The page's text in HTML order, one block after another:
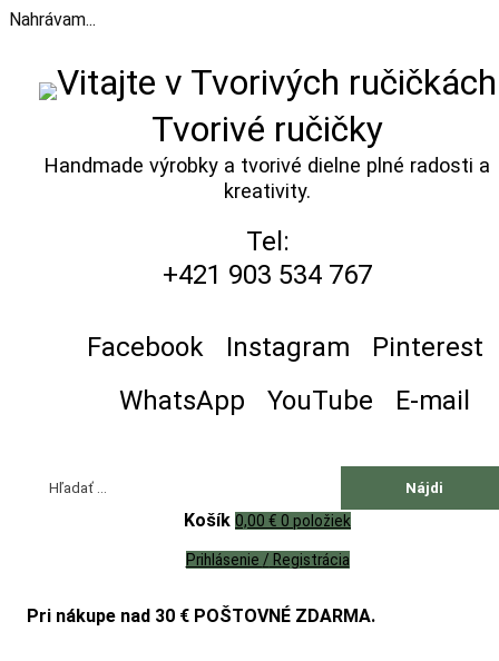
Nahrávam...
obsah
Tvorivé ručičky
Handmade výrobky a tvorivé dielne plné radosti a
kreativity.
Tel:
+421 903 534 767
Facebook Instagram
Pinterest
WhatsApp
YouTube E-mail
Košík 0,00 € 0 položiek
Prihlásenie / Registrácia
Pri nákupe nad 30 € POŠTOVNÉ ZDARMA.